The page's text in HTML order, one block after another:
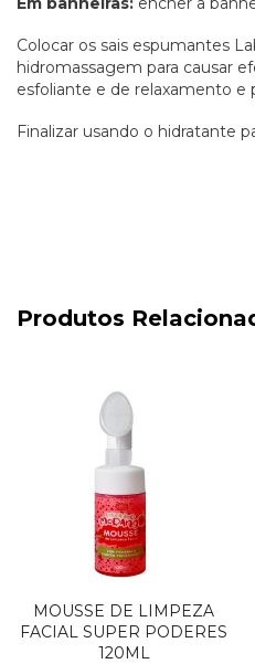
Colocar os sais espumantes
hidromassagem para causar
esfoliante e de relaxamento e
Finalizar usando o hidratante
Produtos
MOUSSE DE LIMPEZA
FACIAL SUPER PODERES
120ML